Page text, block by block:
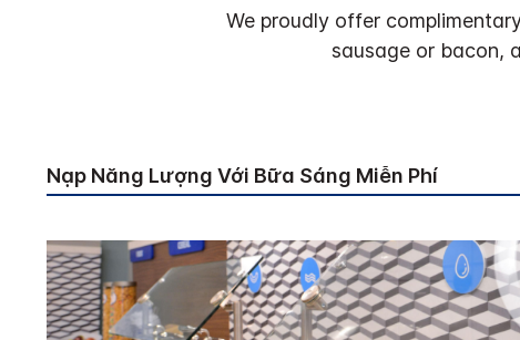
We proudly offer
sausage or bacon,
Nạp Năng Lượng Với Bữa Sáng Miễn Phí